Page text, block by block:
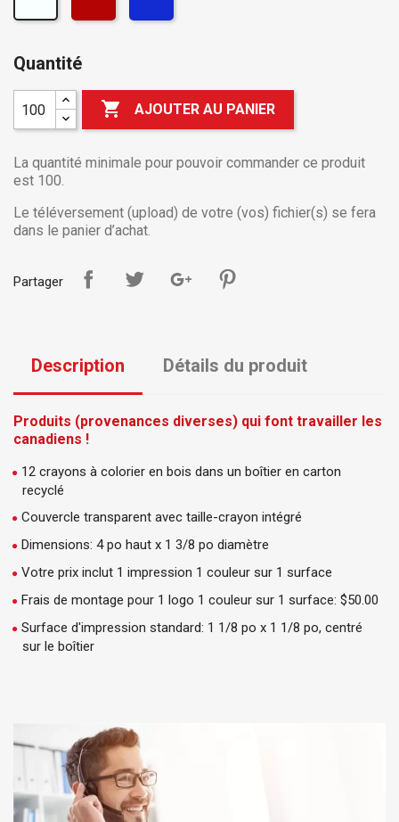
Quantité
 AJOUTER AU PANIER
La quantité minimale pour pouvoir commander ce produit
est 100.
Le téléversement (upload) de votre (vos) fichier(s) se fera
dans le panier d’achat.
Partager
Description Détails du produit
Produits (provenances diverses) qui font travailler les
canadiens !
12 crayons à colorier en bois dans un boîtier en carton
recyclé
Couvercle transparent avec taille-crayon intégré
Dimensions: 4 po haut x 1 3/8 po diamètre
Votre prix inclut 1 impression 1 couleur sur 1 surface
Frais de montage pour 1 logo 1 couleur sur 1 surface: $50.00
Surface d'impression standard: 1 1/8 po x 1 1/8 po, centré
sur le boîtier